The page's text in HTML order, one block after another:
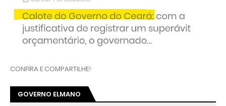
CONFIRA E COMPARTILHE!
GOVERNO ELMANO